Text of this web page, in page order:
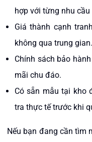
hợp với từng nhu cầu
Giá thành cạnh
không qua trung gian.
Chính sách bảo
mãi chu đáo.
Có sẵn mẫu tại kho
tra thực tế trước khi
Nếu bạn đang cần tìm